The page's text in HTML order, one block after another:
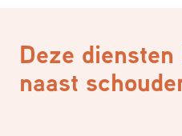
Deze
naast